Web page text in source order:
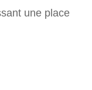
une place